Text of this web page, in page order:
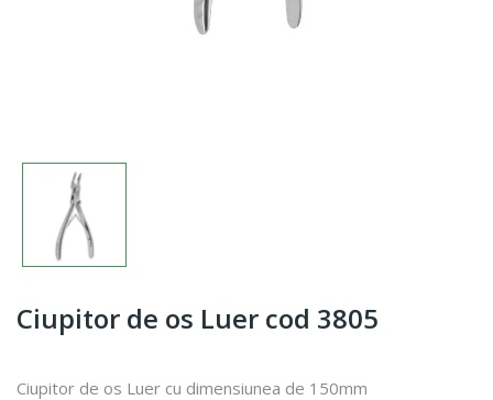
Ciupitor de os Luer cod 3805
Ciupitor de os Luer cu dimensiunea de 150mm